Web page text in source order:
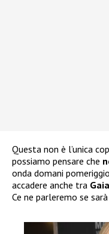
Questa non è l’unica
possiamo pensare che
onda domani
accadere anche tra
Ce ne parleremo se